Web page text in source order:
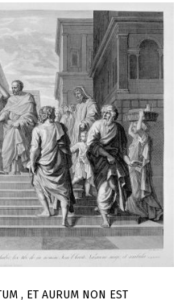
, ET AURUM NON EST